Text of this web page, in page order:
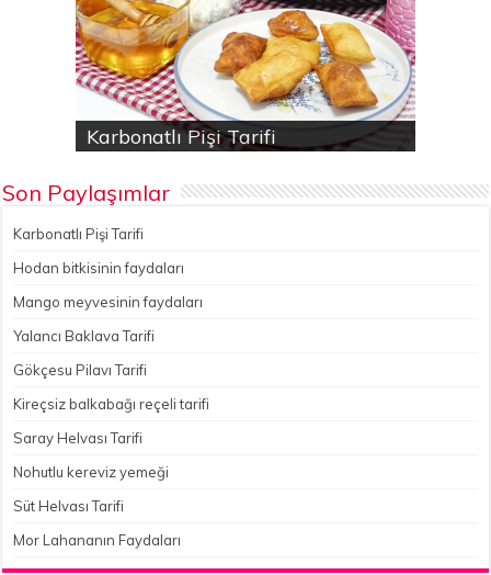
Karbonatlı Pişi Tarifi
Hodan bitkisinin faydaları
Yalancı Baklava Tarifi
Gökçesu Pilavı Tarifi
Nohutlu kereviz yemeği
Son Paylaşımlar
Karbonatlı Pişi Tarifi
Hodan bitkisinin faydaları
Mango meyvesinin faydaları
Yalancı Baklava Tarifi
Gökçesu Pilavı Tarifi
Kireçsiz balkabağı reçeli tarifi
Saray Helvası Tarifi
Nohutlu kereviz yemeği
Süt Helvası Tarifi
Mor Lahananın Faydaları